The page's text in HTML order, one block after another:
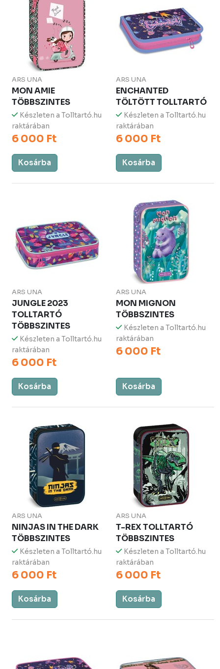
ARS UNA
MON AMIE
TÖBBSZINTES
Készleten a Tolltartó.hu
raktárában
6 000 Ft
Kosárba
ARS UNA
ENCHANTED
TÖLTÖTT TOLLTARTÓ
Készleten a Tolltartó.hu
raktárában
6 000 Ft
Kosárba
ARS UNA
JUNGLE 2023
TOLLTARTÓ
TÖBBSZINTES
Készleten a Tolltartó.hu
raktárában
6 000 Ft
Kosárba
ARS UNA
MON MIGNON
TÖBBSZINTES
Készleten a Tolltartó.hu
raktárában
6 000 Ft
Kosárba
ARS UNA
NINJAS IN THE DARK
TÖBBSZINTES
Készleten a Tolltartó.hu
raktárában
6 000 Ft
Kosárba
ARS UNA
T-REX TOLLTARTÓ
TÖBBSZINTES
Készleten a Tolltartó.hu
raktárában
6 000 Ft
Kosárba